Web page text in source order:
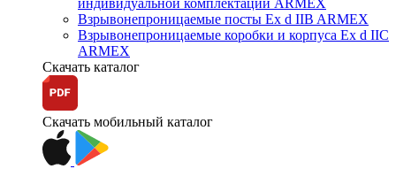
Взрывонепроницаемые посты Ex d IIB ARMEX
Взрывонепроницаемые коробки и корпуса Ex d IIС
ARMEX
Скачать каталог
Скачать мобильный каталог